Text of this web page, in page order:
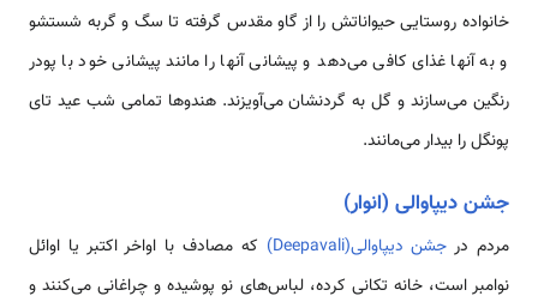
خانواده روستایی حیواناتش را از گاو مقدس گرفته تا سگ و گربه شستشو
و به آنها غذای کافی می‌دهد و پیشانی آنها را مانند پیشانی خود با پودر
رنگین می‌سازند و گل به گردنشان می‌آویزند. هندوها تمامی شب عید تای
پونگل را بیدار می‌مانند.
جشن دیپاوالی (انوار)
مردم در جشن دیپاوالی(Deepavali)
که مصادف با اواخر اکتبر یا اوائل
نوامبر است، خانه تکانی کرده، لباس‌های نو پوشیده و چراغانی می‌کنند و